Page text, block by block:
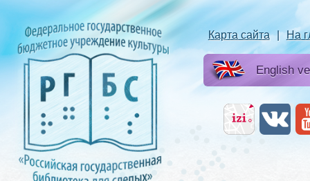
Карта сайта | На
English